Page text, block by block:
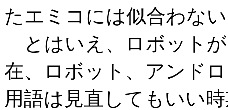
たエミコには似合わな
とはいえ、ロボット
在、ロボット、アンド
用語は見直してもいい